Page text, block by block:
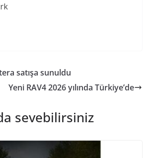
satışa sunuldu
Yeni RAV4 2026 yılında Türkiye’de
sevebilirsiniz